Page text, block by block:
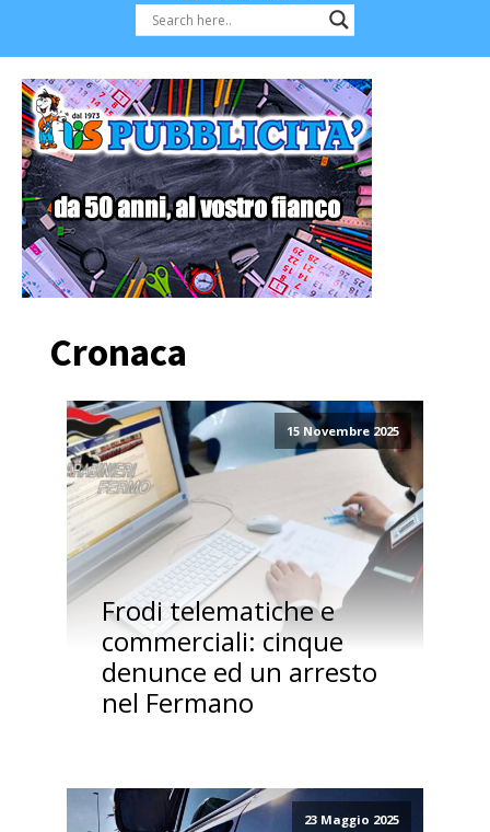
Cronaca
15 Novembre 2025
Frodi telematiche e
commerciali: cinque
denunce ed un arresto
nel Fermano
23 Maggio 2025